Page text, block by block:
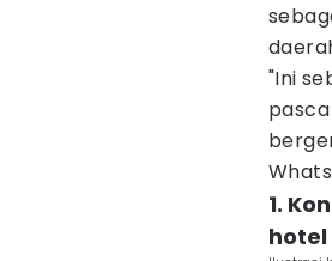
"Ini
1.
hotel